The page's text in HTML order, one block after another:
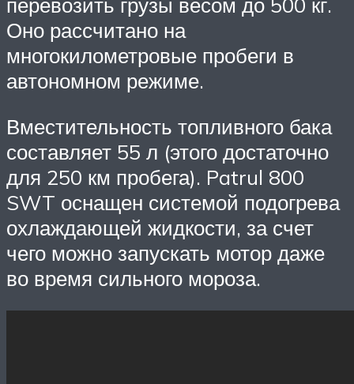
Оно рассчитано на
многокилометровые пробеги в
автономном режиме.
Вместительность топливного бака
составляет 55 л (этого достаточно
для 250 км пробега). Patrul 800
SWT оснащен системой подогрева
охлаждающей жидкости, за счет
чего можно запускать мотор даже
во время сильного мороза.